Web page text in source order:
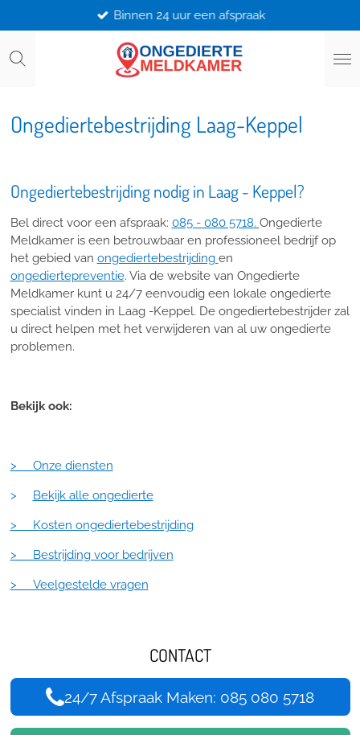
direct
naar
Binnen 24 uur een afspraak
Ongediertebestrijding Laag-Keppel
Ongediertebestrijding nodig in Laag - Keppel?
Bel direct voor een afspraak: 085 - 080 5718. Ongedierte
Meldkamer is een betrouwbaar en professioneel bedrijf op
het gebied van ongediertebestrijding en
ongediertepreventie. Via de website van Ongedierte
Meldkamer kunt u 24/7 eenvoudig een lokale ongedierte
specialist vinden in Laag -Keppel. De ongediertebestrijder zal
u direct helpen met het verwijderen van al uw ongedierte
problemen.
Bekijk ook:
> Onze diensten
> Bekijk alle ongedierte
> Kosten ongediertebestrijding
> Bestrijding voor bedrijven
> Veelgestelde vragen
CONTACT
24/7 Afspraak Maken: 085 080 5718